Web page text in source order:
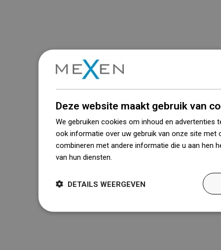
Deze website maakt gebruik van
We gebruiken cookies om inhoud en advertenties
ook informatie over uw gebruik van onze site met
combineren met andere informatie die u aan hen
van hun diensten.
DETAILS WEERGEVEN